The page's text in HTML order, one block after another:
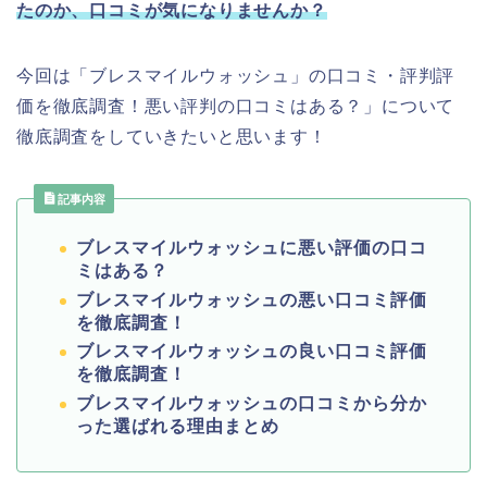
たのか、口コミが気になりませんか？
今回は「ブレスマイルウォッシュ」の口コミ・評判評
価を徹底調査！悪い評判の口コミはある？」について
徹底調査をしていきたいと思います！
記事内容
ブレスマイルウォッシュに悪い評価の口コ
ミはある？
ブレスマイルウォッシュの悪い口コミ評価
を徹底調査！
ブレスマイルウォッシュの良い口コミ評価
を徹底調査！
ブレスマイルウォッシュの口コミから分か
った選ばれる理由まとめ